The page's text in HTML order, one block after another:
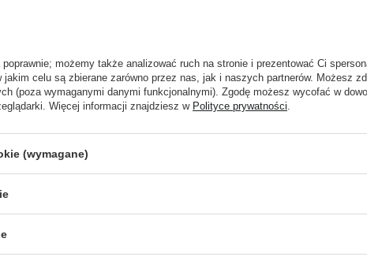
podrażnienia,
zacienionym
nie wpłyną na
możemy także analizować ruch na stronie i prezentować Ci
celu są zbierane zarówno przez nas, jak i naszych partnerów. Możesz
(poza wymaganymi danymi funkcjonalnymi). Zgodę możesz wycofać w
Więcej informacji znajdziesz w Polityce prywatności.
(wymagane)